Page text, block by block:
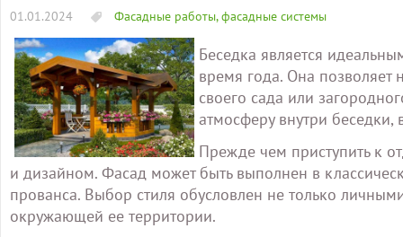
01.01.2024 Фасадные работы, фасадные системы
Беседка является
время года. Она
своего сада или
атмосферу внутри
Прежде чем приступить к
и дизайном. Фасад может быть выполнен в
прованса. Выбор стиля обусловлен не только
окружающей ее территории.